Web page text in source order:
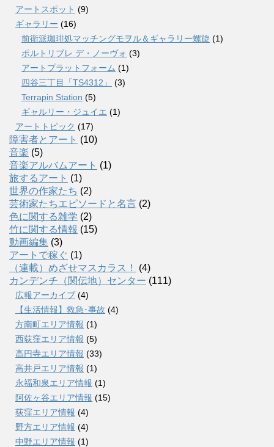
アートスポット (9)
ギャラリー (16)
前衛派珈琲処マッチングモヲル＆ギャラリー螺旋 (1)
ポルトリブレ デ・ノーヴォ (3)
アートプラットフォーム (1)
四谷三丁目「TS4312」
(3)
Terrapin Station (5)
ギャルリー・ジュイエ (1)
アートトピック (17)
障害者とアート (10)
音楽 (5)
音楽アルバムアート (1)
旅するアート (1)
世界の作家たち (2)
芸術家たちエピソードと名言 (2)
色に関する雑学 (2)
竹に関する情報 (15)
動画編集 (3)
アートで稼ぐ (1)
（連載）めざせマスカラス！
(4)
カンデンチ（関伝地）センター (111)
広報アーカイブ (4)
【生活情報】救急･事故 (4)
方南町エリア情報 (1)
西荻窪エリア情報 (5)
高円寺エリア情報 (33)
高井戸エリア情報 (1)
永福和泉エリア情報 (1)
阿佐ヶ谷エリア情報 (15)
荻窪エリア情報 (4)
野方エリア情報 (4)
中野エリア情報 (1)